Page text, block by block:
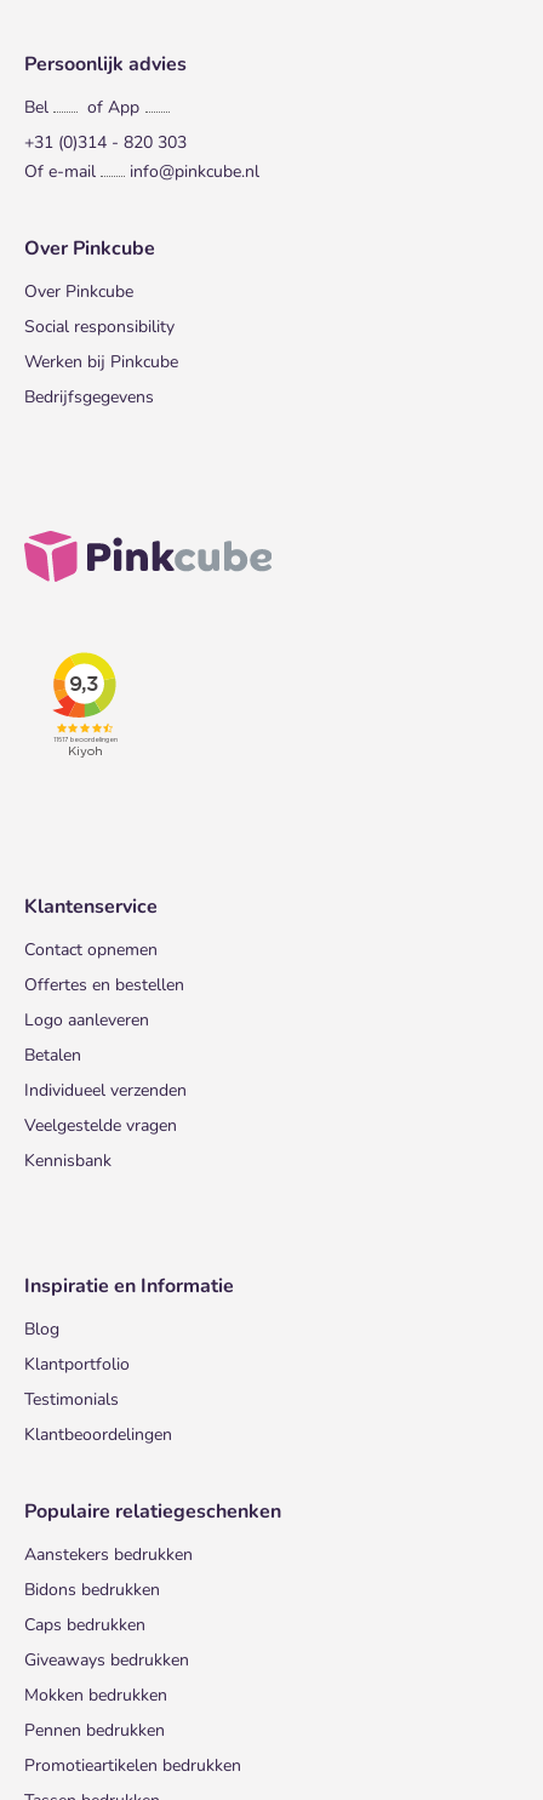
Persoonlijk advies
Bel
of App
+31 (0)314 - 820 303
Of e-mail
info@pinkcube.nl
Over Pinkcube
Over Pinkcube
Social responsibility
Werken bij Pinkcube
Bedrijfsgegevens
Klantenservice
Contact opnemen
Offertes en bestellen
Logo aanleveren
Betalen
Individueel verzenden
Veelgestelde vragen
Kennisbank
Inspiratie en Informatie
Blog
Klantportfolio
Testimonials
Klantbeoordelingen
Populaire relatiegeschenken
Aanstekers bedrukken
Bidons bedrukken
Caps bedrukken
Giveaways bedrukken
Mokken bedrukken
Pennen bedrukken
Promotieartikelen bedrukken